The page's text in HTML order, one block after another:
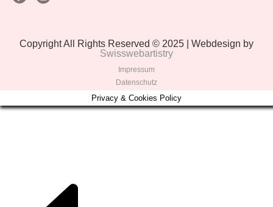
Copyright All Rights Reserved © 2025 | Webdesign by
Swisswebartistry
Impressum
Datenschutz
Privacy & Cookies Policy